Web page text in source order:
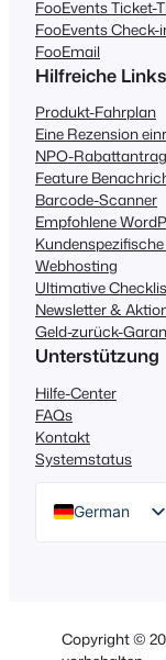
FooEvents Ticket-
FooEvents Check-
FooEmail
Hilfreiche Links
Produkt-Fahrplan
Eine Rezension
NPO-Rabattantrag
Feature
Barcode-Scanner
Empfohlene
Webhosting
Ultimative
Newsletter &
Geld-zurück-
Unterstützung
Hilfe-Center
FAQs
Kontakt
Systemstatus
German
English
Copyright ©